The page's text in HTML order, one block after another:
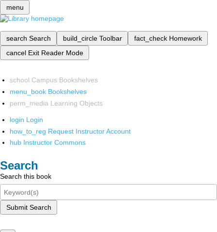
menu
search Search build_circle Toolbar fact_check Homework
cancel Exit Reader Mode
school Campus Bookshelves
menu_book Bookshelves
perm_media Learning Objects
login Login
how_to_reg Request Instructor Account
hub Instructor Commons
Search
Search this book
Submit Search